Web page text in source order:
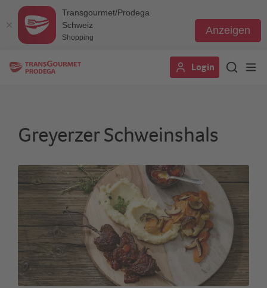
Transgourmet/Prodega
Schweiz
Shopping
Anzeigen
Login
Greyerzer Schweinshals